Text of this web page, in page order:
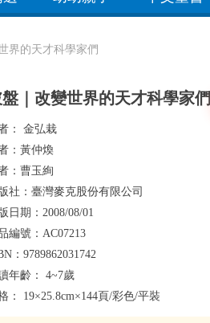
界的天才科學家們
｜改變世界的天才科學家們
： 金弘栽
： 黃仲煥
： 曹玉絢
社： 臺灣麥克股份有限公司
日期： 2008/08/01
編號： AC07213
： 9789862031742
年齡： 4~7歲
： 19×25.8cm×144頁/彩色/平裝